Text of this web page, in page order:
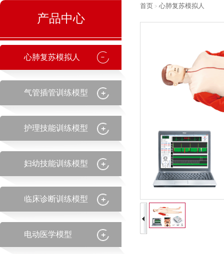
产品中心
心肺复苏模拟人
气管插管训练模型
护理技能训练模型
妇幼技能训练模型
临床诊断训练模型
电动医学模型
首页 > 心肺复苏模拟人